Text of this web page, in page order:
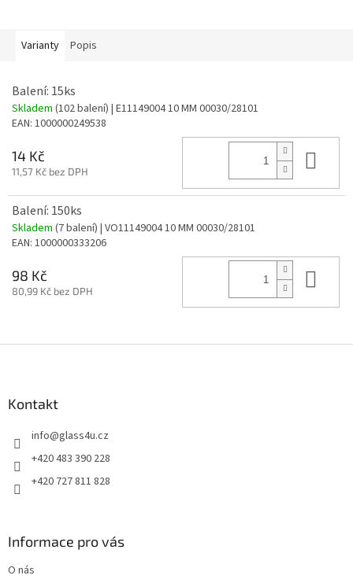
Varianty Popis
Balení: 15ks
Skladem (102 balení) | E11149004 10 MM 00030/28101
EAN: 1000000249538
14 Kč
11,57 Kč bez DPH
Balení: 150ks
Skladem (7 balení) | VO11149004 10 MM 00030/28101
EAN: 1000000333206
98 Kč
80,99 Kč bez DPH
Kontakt
info@glass4u.cz
+420 483 390 228
+420 727 811 828
Informace pro vás
O nás